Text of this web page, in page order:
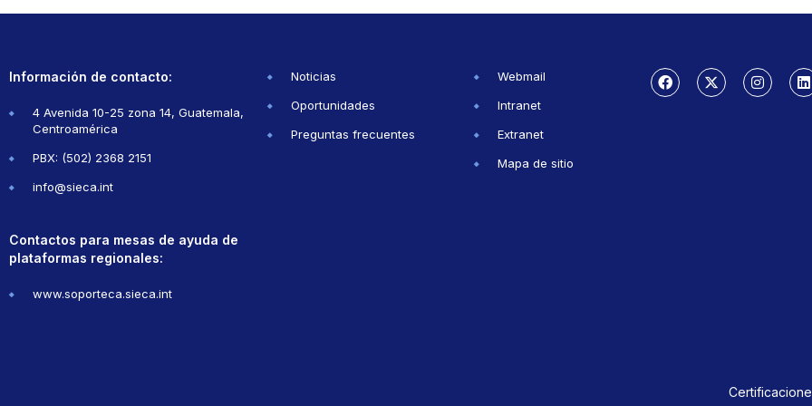
Información de contacto:
4 Avenida 10-25 zona 14, Guatemala,
Centroamérica
PBX: (502) 2368 2151
info@sieca.int
Contactos para mesas de ayuda de
plataformas regionales:
www.soporteca.sieca.int
Noticias
Oportunidades
Preguntas frecuentes
Webmail
Intranet
Extranet
Mapa de sitio